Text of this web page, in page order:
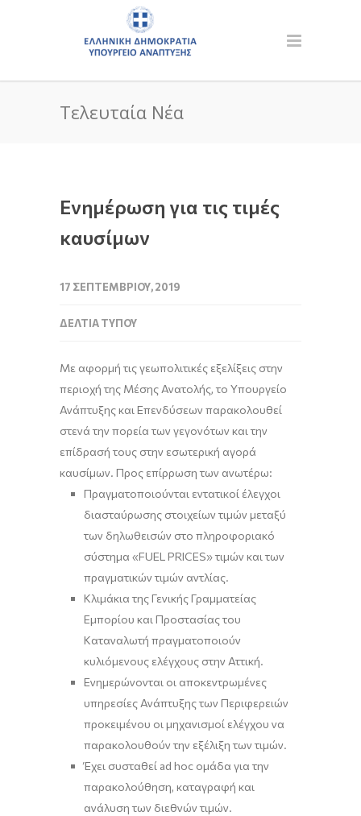
Τελευταία Νέα
Ενημέρωση για τις τιμές
καυσίμων
17 ΣΕΠΤΕΜΒΡΊΟΥ, 2019
ΔΕΛΤΊΑ ΤΎΠΟΥ
Με αφορμή τις γεωπολιτικές εξελίξεις στην
περιοχή της Μέσης Ανατολής, το Υπουργείο
Ανάπτυξης και Επενδύσεων παρακολουθεί
στενά την πορεία των γεγονότων και την
επίδρασή τους στην εσωτερική αγορά
καυσίμων. Προς επίρρωση των ανωτέρω:
Πραγματοποιούνται εντατικοί έλεγχοι
διασταύρωσης στοιχείων τιμών μεταξύ
των δηλωθεισών στο πληροφοριακό
σύστημα «FUEL PRICES» τιμών και των
πραγματικών τιμών αντλίας.
Κλιμάκια της Γενικής Γραμματείας
Εμπορίου και Προστασίας του
Καταναλωτή πραγματοποιούν
κυλιόμενους ελέγχους στην Αττική.
Ενημερώνονται οι αποκεντρωμένες
υπηρεσίες Ανάπτυξης των Περιφερειών
προκειμένου οι μηχανισμοί ελέγχου να
παρακολουθούν την εξέλιξη των τιμών.
Έχει συσταθεί ad hoc ομάδα για την
παρακολούθηση, καταγραφή και
ανάλυση των διεθνών τιμών.